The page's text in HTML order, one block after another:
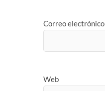
Correo electrónico
Web